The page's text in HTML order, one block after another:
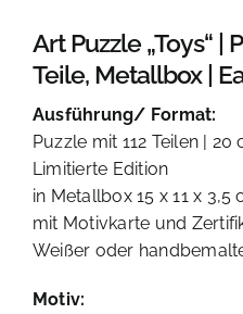
Art Puzzle „Toys“ |
Teile, Metallbox |
Ausführung/ Format:
Puzzle mit 112 Teilen |
Limitierte Edition
in Metallbox 15 x 11 x 3,5
mit Motivkarte und
Weißer oder
Motiv: